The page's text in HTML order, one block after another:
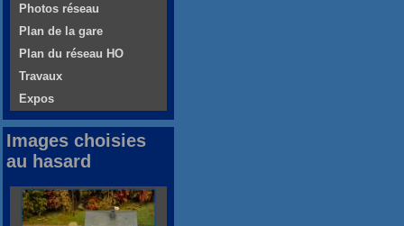
Photos réseau
Plan de la gare
Plan du réseau HO
Travaux
Expos
Images choisies
au hasard